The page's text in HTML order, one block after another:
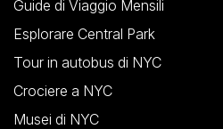
Guide di Viaggio Mensili
Esplorare Central Park
Tour in autobus di NYC
Crociere a NYC
Musei di NYC